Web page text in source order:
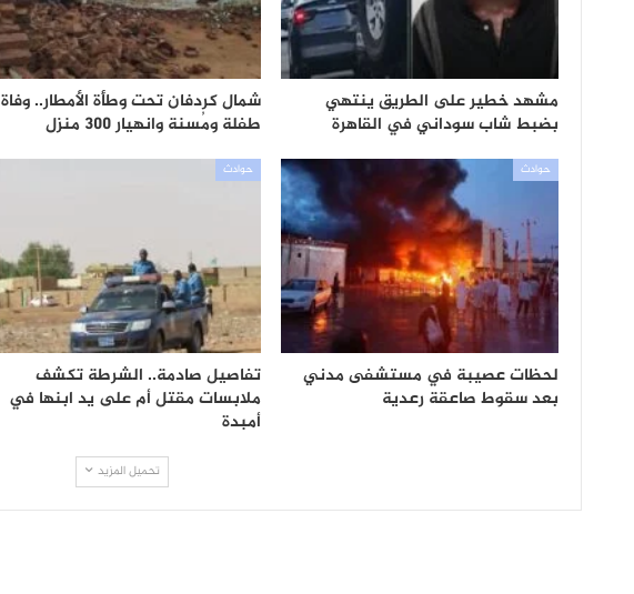
مشهد خطير على الطريق ينتهي
بضبط شاب سوداني في القاهرة
شمال كردفان تحت وطأة الأمطار.. وفاة
طفلة ومُسنة وانهيار 300 منزل
حوادث
لحظات عصيبة في مستشفى مدني
بعد سقوط صاعقة رعدية
حوادث
تفاصيل صادمة.. الشرطة تكشف
ملابسات مقتل أم على يد ابنها في
أمبدة
تحميل المزيد